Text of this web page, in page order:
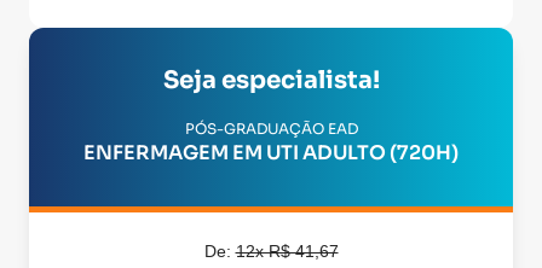
Seja especialista!
PÓS-GRADUAÇÃO EAD
ENFERMAGEM EM UTI ADULTO (720H)
De:12x R$ 41,67